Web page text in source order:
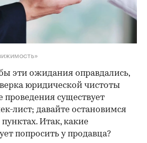
эти ожидания оправдались,
юридической чистоты
проведения существует
лист; давайте остановимся
Итак, какие
попросить у продавца?